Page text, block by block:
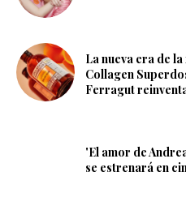
La nueva era de
Collagen
Ferragut
'El amor de
se estrenará en